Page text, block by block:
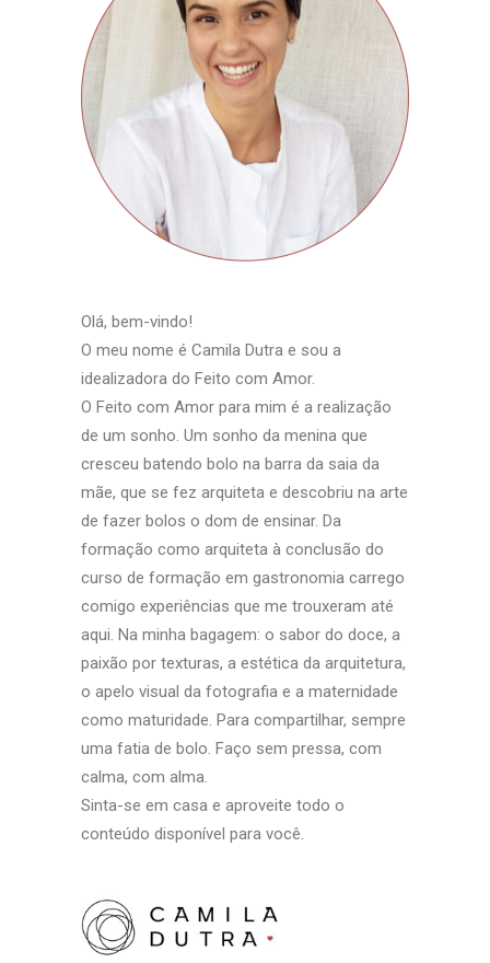
Olá, bem-vindo!
O meu nome é Camila Dutra e sou a
idealizadora do Feito com Amor.
O Feito com Amor para mim é a realização
de um sonho. Um sonho da menina que
cresceu batendo bolo na barra da saia da
mãe, que se fez arquiteta e descobriu na arte
de fazer bolos o dom de ensinar. Da
formação como arquiteta à conclusão do
curso de formação em gastronomia carrego
comigo experiências que me trouxeram até
aqui. Na minha bagagem: o sabor do doce, a
paixão por texturas, a estética da arquitetura,
o apelo visual da fotografia e a maternidade
como maturidade. Para compartilhar, sempre
uma fatia de bolo. Faço sem pressa, com
calma, com alma.
Sinta-se em casa e aproveite todo o
conteúdo disponível para você.